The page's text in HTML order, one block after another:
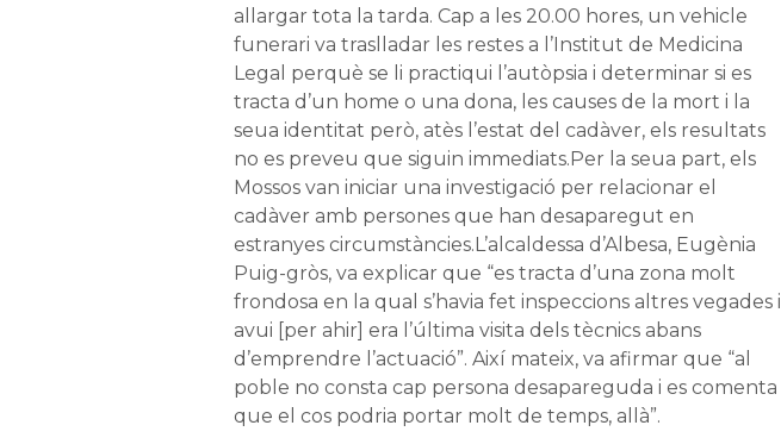
allargar tota la tarda. Cap a les 20.00 hores, un vehicle
funerari va traslladar les restes a l’Institut de Medicina
Legal perquè se li practiqui l’autòpsia i determinar si es
tracta d’un home o una dona, les causes de la mort i la
seua identitat però, atès l’estat del cadàver, els resultats
no es preveu que siguin immediats.Per la seua part, els
Mossos van iniciar una investigació per relacionar el
cadàver amb persones que han desaparegut en
estranyes circumstàncies.L’alcaldessa d’Albesa, Eugènia
Puig-gròs, va explicar que “es tracta d’una zona molt
frondosa en la qual s’havia fet inspeccions altres vegades i
avui [per ahir] era l’última visita dels tècnics abans
d’emprendre l’actuació”. Així mateix, va afirmar que “al
poble no consta cap persona desapareguda i es comenta
que el cos podria portar molt de temps, allà”.